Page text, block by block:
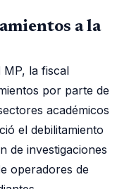
a la
la fiscal
por parte de
académicos
el debilitamiento
de investigaciones
operadores de